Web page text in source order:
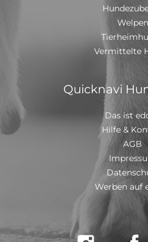
Welpen
Vermittelte
Quicknavi
Das ist
Hilfe &
AGB
Werben auf